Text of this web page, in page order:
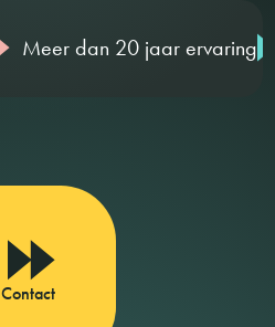
Meer dan 20 jaar ervaring
Contact